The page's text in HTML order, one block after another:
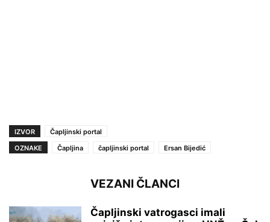
IZVOR
Čapljinski portal
OZNAKE
Čapljina čapljinski portal Ersan Bijedić
VEZANI ČLANCI
Čapljinski vatrogasci imali